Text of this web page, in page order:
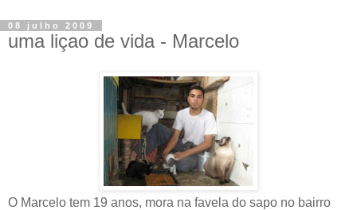
08 julho 2009
uma liçao de vida - Marcelo
O Marcelo tem 19 anos, mora na favela do sapo no bairro